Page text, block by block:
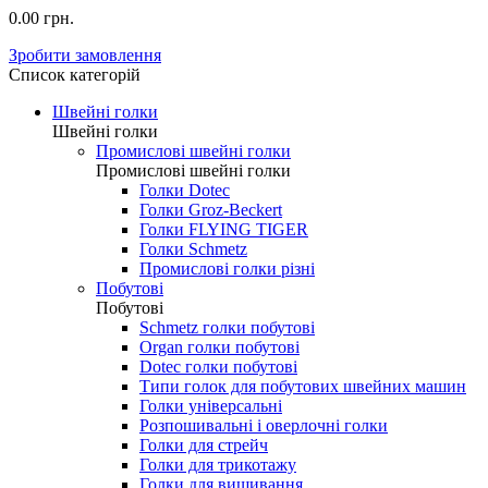
0.00 грн.
Зробити замовлення
Список категорій
Швейні голки
Швейні голки
Промислові швейні голки
Промислові швейні голки
Голки Dotec
Голки Groz-Beckert
Голки FLYING TIGER
Голки Schmetz
Промислові голки різні
Побутові
Побутові
Schmetz голки побутові
Organ голки побутові
Dotec голки побутові
Типи голок для побутових швейних машин
Голки універсальні
Розпошивальні і оверлочні голки
Голки для стрейч
Голки для трикотажу
Голки для вишивання